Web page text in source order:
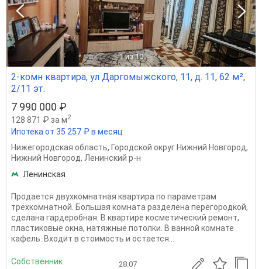
1 из 10
2-комн квартира, ул Даргомыжского, 11, д. 11, 62 м²,
2/11 эт.
7 990 000 ₽
128 871 ₽ за м2
Ипотека от 35 257 ₽ в месяц
Нижегородская область, Городской округ Нижний Новгород,
Нижний Новгород, Ленинский р-н
Ленинская
Продается двухкомнатная квартира по параметрам
трёхкомнатной. Большая комната разделена перегородкой,
сделана гардеробная. В квартире косметический ремонт,
пластиковые окна, натяжные потолки. В ванной комнате
кафель. Входит в стоимость и остается...
Собственник 28.07